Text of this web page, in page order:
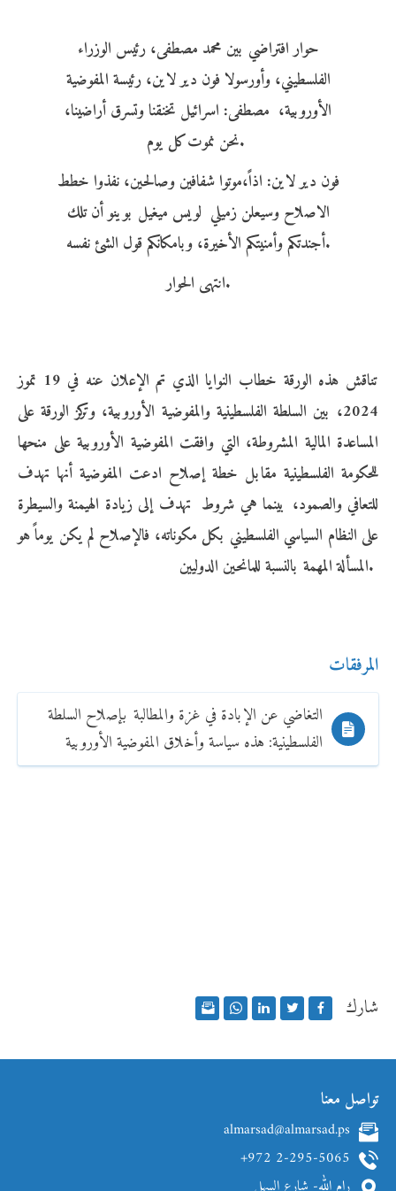
حوار افتراضي بين محمد مصطفى، رئيس الوزراء
الفلسطيني، وأورسولا فون دير لاين، رئيسة المفوضية
الأوروبية، مصطفى: اسرائيل تخنقنا وتسرق أراضينا،
نحن نموت كل يوم.
فون دير لاين: اذاً،موتوا شفافين وصالحين، نفذوا خطط
الاصلاح وسيعلن زميلي لويس ميغيل بوينو أن تلك
أجندتكم وأمنيتكم الأخيرة، وبامكانكم قول الشئ نفسه.
انتهى الحوار.
تناقش هذه الورقة خطاب النوايا الذي تم الإعلان عنه في 19 تموز
2024، بين السلطة الفلسطينية والمفوضية الأوروبية، وتركز الورقة على
المساعدة المالية المشروطة، التي وافقت المفوضية الأوروبية على منحها
للحكومة الفلسطينية مقابل خطة إصلاح ادعت المفوضية أنها تهدف
للتعافي والصمود، بينما هي شروط تهدف إلى زيادة الهيمنة والسيطرة
على النظام السياسي الفلسطيني بكل مكوناته، فالإصلاح لم يكن يوماً هو
المسألة المهمة بالنسبة للمانحين الدوليين.
المرفقات
التغاضي عن الإبادة في غزة والمطالبة بإصلاح السلطة
الفلسطينية: هذه سياسة وأخلاق المفوضية الأوروبية
شارك
تواصل معنا
almarsad@almarsad.ps
+972 2-295-5065